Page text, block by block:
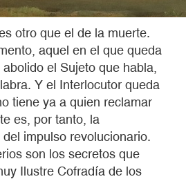
otro que el de la muerte.
aquel en el que queda
el Sujeto que habla,
Y el Interlocutor queda
tiene ya a quien reclamar
es, por tanto, la
impulso revolucionario.
son los secretos que
Ilustre Cofradía de los